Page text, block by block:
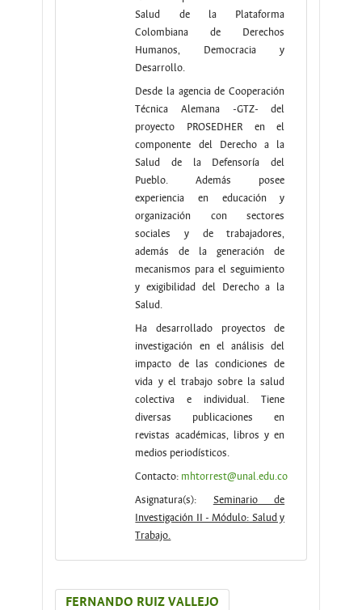
Salud de la Plataforma
Colombiana de Derechos
Humanos, Democracia y
Desarrollo.
Desde la agencia de Cooperación
Técnica Alemana -GTZ- del
proyecto PROSEDHER en el
componente del Derecho a la
Salud de la Defensoría del
Pueblo. Además posee
experiencia en educación y
organización con sectores
sociales y de trabajadores,
además de la generación de
mecanismos para el seguimiento
y exigibilidad del Derecho a la
Salud.
Ha desarrollado proyectos de
investigación en el análisis del
impacto de las condiciones de
vida y el trabajo sobre la salud
colectiva e individual. Tiene
diversas publicaciones en
revistas académicas, libros y en
medios periodísticos.
Contacto: mhtorrest@unal.edu.co
Asignatura(s): Seminario de
Investigación II - Módulo: Salud y
Trabajo.
FERNANDO RUIZ VALLEJO